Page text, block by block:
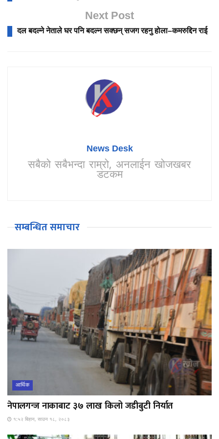
Next Post
दल बदल्ने नेताले घर पनि बदल्न सक्छन् सजग रहनु होला–कमरुद्दिन राई
News Desk
सबैको सबैभन्दा राम्रो, अनलाईन खोजखबर
डटकम
सम्बन्धित समाचार
आर्थिक
नेपालगन्ज नाकाबाट ३७ लाख किलो जडीबुटी निर्यात
१:५२ बिहान, साउन १८, २०८३